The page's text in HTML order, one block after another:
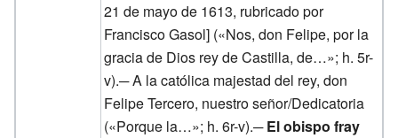
21 de mayo de 1613, rubricado por
Francisco Gasol] («Nos, don Felipe, por la
gracia de Dios rey de Castilla, de…»; h. 5r-
v).─ A la católica majestad del rey, don
Felipe Tercero, nuestro señor/Dedicatoria
(«Porque la…»; h. 6r-v).─El obispo fray